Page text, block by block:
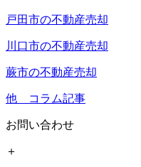
戸田市の不動産売却
川口市の不動産売却
蕨市の不動産売却
他 コラム記事
お問い合わせ
＋